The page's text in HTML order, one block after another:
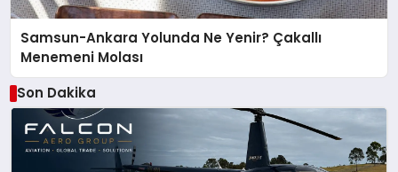
Samsun-Ankara Yolunda Ne Yenir? Çakallı
Menemeni Molası
Son Dakika